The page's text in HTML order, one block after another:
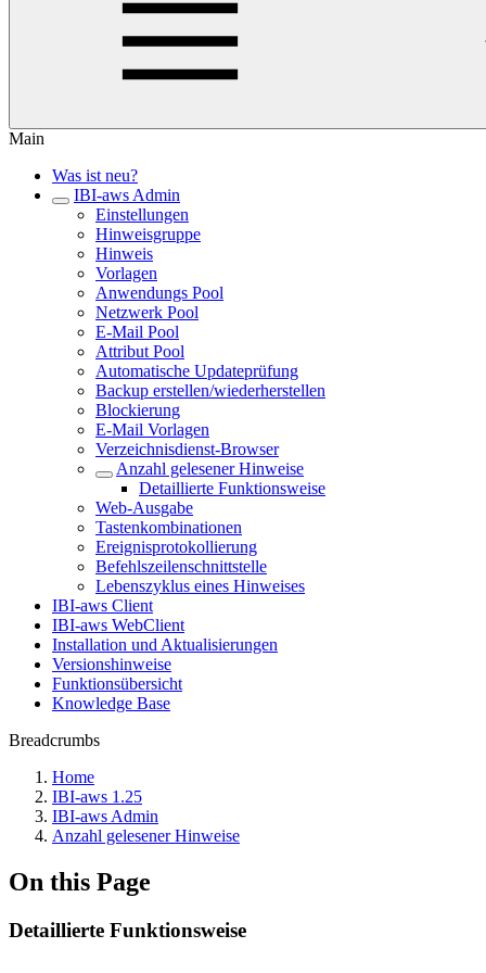
Main
Was ist neu?
IBI-aws Admin
Einstellungen
Hinweisgruppe
Hinweis
Vorlagen
Anwendungs Pool
Netzwerk Pool
E-Mail Pool
Attribut Pool
Automatische Updateprüfung
Backup erstellen/wiederherstellen
Blockierung
E-Mail Vorlagen
Verzeichnisdienst-Browser
Anzahl gelesener Hinweise
Detaillierte Funktionsweise
Web-Ausgabe
Tastenkombinationen
Ereignisprotokollierung
Befehlszeilenschnittstelle
Lebenszyklus eines Hinweises
IBI-aws Client
IBI-aws WebClient
Installation und Aktualisierungen
Versionshinweise
Funktionsübersicht
Knowledge Base
Breadcrumbs
Home
IBI-aws 1.25
IBI-aws Admin
Anzahl gelesener Hinweise
On this Page
Detaillierte Funktionsweise